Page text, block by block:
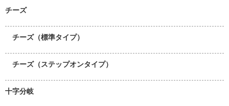
チーズ
チーズ（標準タイプ）
チーズ（ステップオンタイプ）
十字分岐